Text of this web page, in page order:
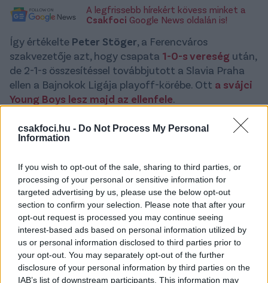
csakfoci.hu - Do Not Process My Personal
Information
If you wish to opt-out of the sale, sharing to third parties, or
processing of your personal or sensitive information for
targeted advertising by us, please use the below opt-out
section to confirm your selection. Please note that after your
opt-out request is processed you may continue seeing
interest-based ads based on personal information utilized by
us or personal information disclosed to third parties prior to
your opt-out. You may separately opt-out of the further
disclosure of your personal information by third parties on the
IAB’s list of downstream participants. This information may
A legfrissebb hírekért kövess minket a
Csakfoci Google News oldalán is!
Így értékelte Peter Stöger, a Ferencváros
szakvezetője azt, hogy csapata 1-0-s vereség után,
de 2-1-s összesítéssel továbbjutott a Slavia Praha
ellen a Bajnokok Ligája playoff-körébe. Ott a svájci
Young Boys lesz majd az ellenfele.
Hihetetlenül nagyot harcoltunk a pályán, egy
nagyon erős csapattal szemben. Talán szerencsénk
Az is a Slavia erejét mutatja, hogy ennyire
defenzívek voltunk a pályán, de szerettem volna, ha
több kontralehetőséget alakítunk ki.Sajnos
változtatnunk kellett a szünetben Mmaee sérülése
miatt, de úgy gondolom, hogy Kovacevic is nagyon
jól szállt be a mérkőzésbe, ráadásul hosszú
kihagyást követően. Talán ez volt ilyen szempontból
az egyik legpozitívabb dolog a csapat játékában.